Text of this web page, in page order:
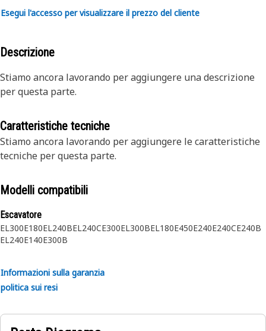
Esegui l'accesso per visualizzare il prezzo del cliente
Descrizione
Stiamo ancora lavorando per aggiungere una descrizione
per questa parte.
Caratteristiche tecniche
Stiamo ancora lavorando per aggiungere le caratteristiche
tecniche per questa parte.
Modelli compatibili
Escavatore
EL300E180EL240BEL240CE300EL300BEL180E450E240E240CE240B
EL240E140E300B
Informazioni sulla garanzia
politica sui resi